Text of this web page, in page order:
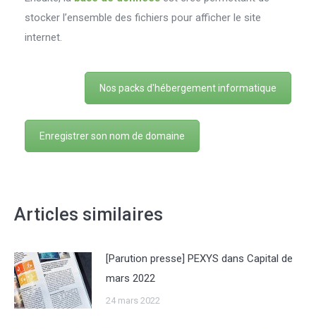
stocker l’ensemble des fichiers pour afficher le site
internet.
Nos packs d'hébergement informatique
Enregistrer son nom de domaine
Articles similaires
[Parution presse] PEXYS dans Capital de
mars 2022
24 mars 2022